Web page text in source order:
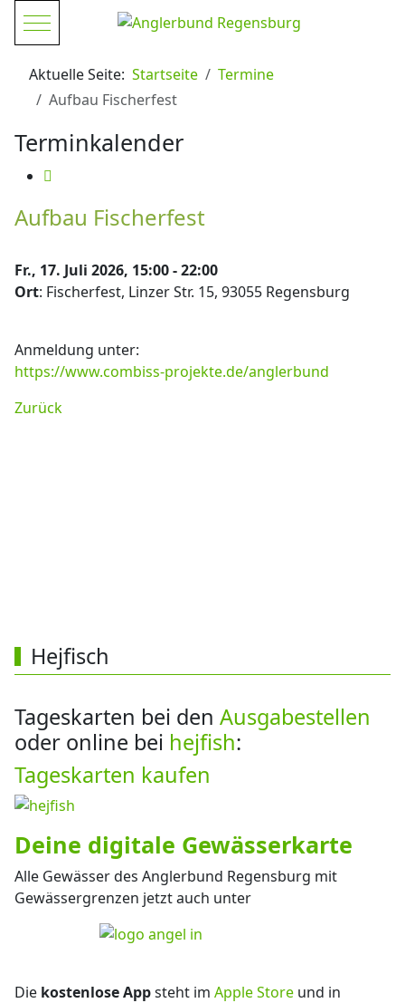
Mobile Menu Toggle
Aktuelle Seite:Startseite
Termine
Aufbau Fischerfest
Terminkalender
Aufbau Fischerfest
Fr., 17. Juli 2026, 15:00 - 22:00
Ort: Fischerfest, Linzer Str. 15, 93055 Regensburg
Anmeldung unter:
https://www.combiss-projekte.de/anglerbund
Zurück
Hejfisch
Tageskarten bei denAusgabestellen
oder online bei hejfish:
Tageskarten kaufen
Deine digitale Gewässerkarte
Alle Gewässer des Anglerbund Regensburg mit
Gewässergrenzen jetzt auch unter
Die kostenlose Appsteht imApple Store und in